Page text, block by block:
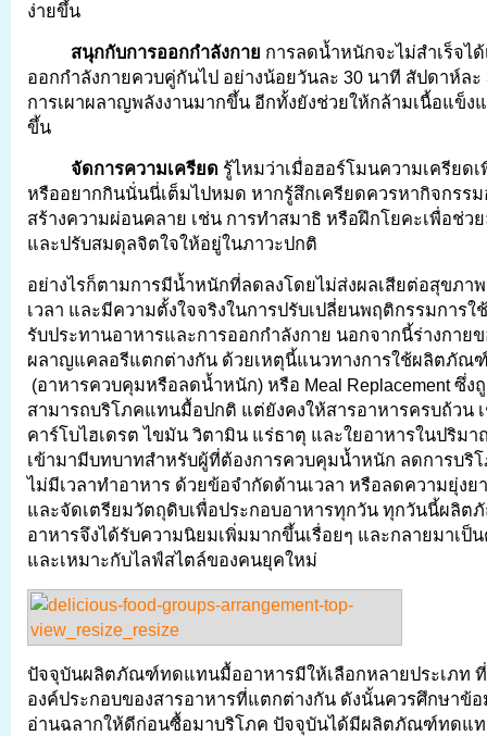
ง่ายขึ้น
สนุกกับการออกกำลังกาย การลดน้ำหนักจะไม่สำเร็จไ
ออกกำลังกายควบคู่กันไป อย่างน้อยวันละ 30 นาที สัปดาห์ละ
การเผาผลาญพลังงานมากขึ้น อีกทั้งยังช่วยให้กล้ามเนื้อแข็ง
ขึ้น
จัดการความเครียด รู้ไหมว่าเมื่อฮอร์โมนความเครียด
หรืออยากกินนั่นนี่เต็มไปหมด หากรู้สึกเครียดควรหากิจกรร
สร้างความผ่อนคลาย เช่น การทำสมาธิ หรือฝึกโยคะเพื่อช่ว
และปรับสมดุลจิตใจให้อยู่ในภาวะปกติ
อย่างไรก็ตามการมีน้ำหนักที่ลดลงโดยไม่ส่งผลเสียต่อสุขภา
เวลา และมีความตั้งใจจริงในการปรับเปลี่ยนพฤติกรรมการใ
รับประทานอาหารและการออกกำลังกาย นอกจากนี้ร่างกาย
ผลาญแคลอรีแตกต่างกัน ด้วยเหตุนี้แนวทางการใช้ผลิตภัณ
(อาหารควบคุมหรือลดน้ำหนัก) หรือ Meal Replacement ซึ่ง
สามารถบริโภคแทนมื้อปกติ แต่ยังคงให้สารอาหารครบถ้วน
คาร์โบไฮเดรต ไขมัน วิตามิน แร่ธาตุ และใยอาหารในปริม
เข้ามามีบทบาทสำหรับผู้ที่ต้องการควบคุมน้ำหนัก ลดการบริ
ไม่มีเวลาทำอาหาร ด้วยข้อจำกัดด้านเวลา หรือลดความยุ่งย
และจัดเตรียมวัตถุดิบเพื่อประกอบอาหารทุกวัน ทุกวันนี้ผลิ
อาหารจึงได้รับความนิยมเพิ่มมากขึ้นเรื่อยๆ และกลายมาเป็
และเหมาะกับไลฟ์สไตล์ของคนยุคใหม่
ปัจจุบันผลิตภัณฑ์ทดแทนมื้ออาหารมีให้เลือกหลายประเภท
องค์ประกอบของสารอาหารที่แตกต่างกัน ดังนั้นควรศึกษาข้
อ่านฉลากให้ดีก่อนซื้อมาบริโภค ปัจจุบันได้มีผลิตภัณฑ์ทดแ